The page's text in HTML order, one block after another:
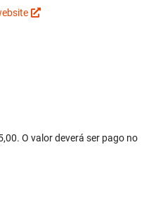
O valor deverá ser pago no